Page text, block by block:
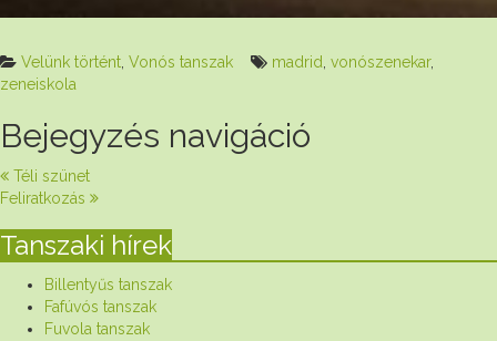
Velünk történt Vonós tanszak madrid vonószenekar,
zeneiskola
Bejegyzés navigáció
Téli szünet
Feliratkozás
Tanszaki hírek
Billentyűs tanszak
Fafúvós tanszak
Fuvola tanszak